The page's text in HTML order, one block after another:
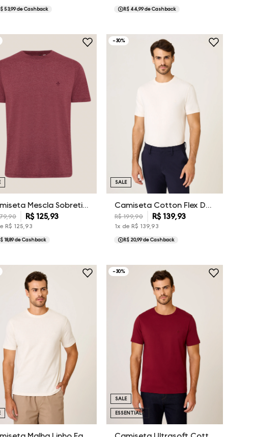
53,99de Cashback R$ 44,99de Cashback
Camiseta Mescla Sobretinta Dudalina Masculina
,90 R$125,93
R$ 125,93
18,89de Cashback
-30%
Camiseta Cotton Flex Dudalina Masculina
R$ 199,90 R$139,93
1x de R$ 139,93
SALE
R$ 20,99de Cashback
-30%
SALE
ESSENTIALS